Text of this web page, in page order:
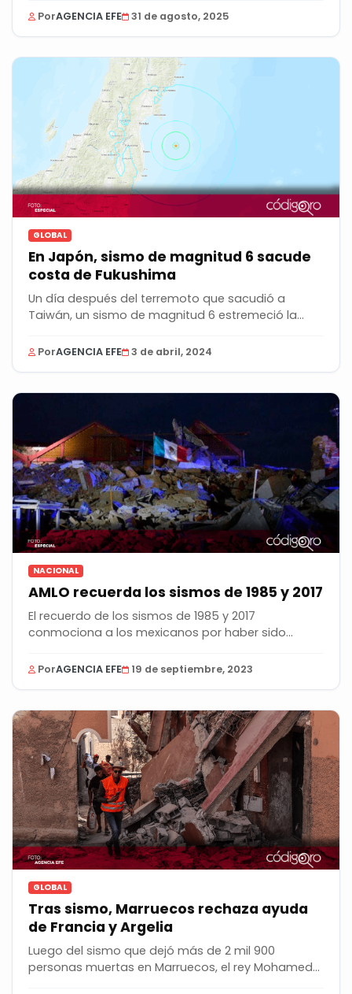
PorAGENCIA EFE 31 de agosto, 2025
GLOBAL
En Japón, sismo de magnitud 6 sacude
costa de Fukushima
Un día después del terremoto que sacudió a
Taiwán, un sismo de magnitud 6 estremeció la
PorAGENCIA EFE 3 de abril, 2024
NACIONAL
AMLO recuerda los sismos de 1985 y 2017
El recuerdo de los sismos de 1985 y 2017
conmociona a los mexicanos por haber sido
PorAGENCIA EFE 19 de septiembre, 2023
GLOBAL
Tras sismo, Marruecos rechaza ayuda
de Francia y Argelia
Luego del sismo que dejó más de 2 mil 900
personas muertas en Marruecos, el rey Mohamed